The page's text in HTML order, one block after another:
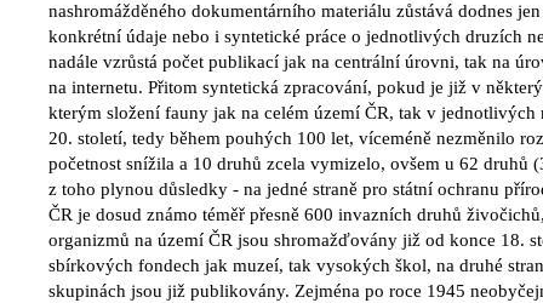
nashromážděného dokumentárního materiálu zůstává dodnes
konkrétní údaje nebo i syntetické práce o jednotlivých druzích
nadále vzrůstá počet publikací jak na centrální úrovni, tak na
na internetu. Přitom syntetická zpracování, pokud je již v
kterým složení fauny jak na celém území ČR, tak v
20. století, tedy během pouhých 100 let, víceméně nezměnilo
početnost snížila a 10 druhů zcela vymizelo, ovšem u 62 druhů
z toho plynou důsledky - na jedné straně pro státní ochranu
ČR je dosud známo téměř přesně 600 invazních druhů
organizmů na území ČR jsou shromažďovány již od konce 18.
bírkových fondech jak muzeí, tak vysokých škol, na druhé
kupinách jsou již publikovány. Zejména po roce 1945